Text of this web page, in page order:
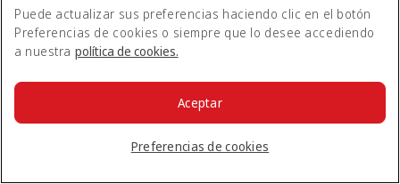
Si ha realizado una reserva de grupo, no es necesario pagar
para seleccionar asientos normales. Sin embargo, podrían
aplicarse cargos al seleccionar asientos preferentes, dobles,
premium o con espacio extra para las piernas.
Formo parte de un programa de fidelidad. ¿Estoy
exento de pagar un cargo por selección de
asientos?
Puede actualizar sus preferencias haciendo clic en el botón
Preferencias de cookies o siempre que lo desee accediendo
a nuestra política de cookies.
Preferencias de cookies
Aceptar